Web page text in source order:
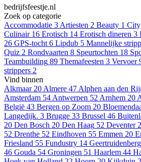
bedrijfsfeestje.nl
Zoek op categorie
Accommodatie 3 Artiesten 2 Beauty 1
Culinair 16 Erotisch 14 Erotisch dineren 3
26 GPS-tocht 6 Lipdub 5 Mannelijke
Quiz 2 Rondvaarten 8 Speurtochten 18
Teambuilding 89 Themafeesten 3 Vervoer
strippers 2
Vind binnen
Alkmaar 20 Almere 47 Alphen aan den
Amsterdam 54 Antwerpen 52 Arnhem 20
België 43 Bergen op Zoom 20
Langedijk. 3 Brugge 33 Brussel 46
20 Den Bosch 20 Den Haag 52 Deventer
52 Drenthe 52 Eindhoven 55 Emmen 20
Friesland 55 Fundustry 14 Geertruidenberg
46 Gouda 54 Groningen 51 Haarlem 44